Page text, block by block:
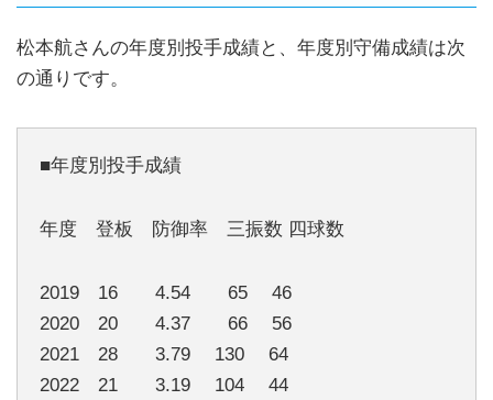
松本航さんの年度別投手成績と、年度別守備成績は次
の通りです。
■年度別投手成績
年度 登板 防御率 三振数 四球数
2019 16 4.54 65 46
2020 20 4.37 66 56
2021 28 3.79 130 64
2022 21 3.19 104 44